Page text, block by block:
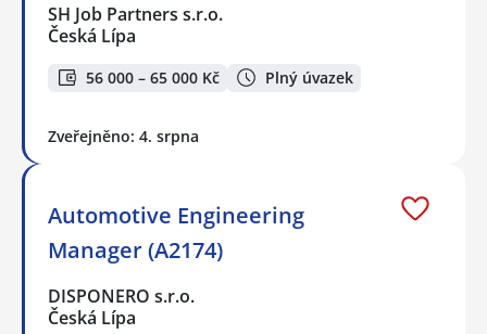
SH Job Partners s.r.o.
Česká Lípa
56 000 – 65 000 Kč Plný úvazek
Zveřejněno: 4. srpna
Automotive Engineering
Manager (A2174)
DISPONERO s.r.o.
Česká Lípa